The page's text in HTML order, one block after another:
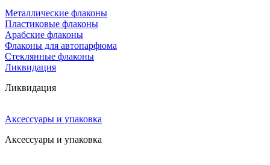
Металлические флаконы
Пластиковые флаконы
Арабские флаконы
Флаконы для автопарфюма
Стеклянные флаконы
Ликвидация
Ликвидация
Аксессуары и упаковка
Аксессуары и упаковка